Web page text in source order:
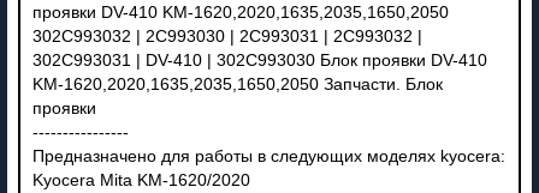
проявки DV-410 KM-1620,2020,1635,2035,1650,2050
302C993032 | 2C993030 | 2C993031 | 2C993032 |
302C993031 | DV-410 | 302C993030 Блок проявки DV-410
KM-1620,2020,1635,2035,1650,2050 Запчасти. Блок
проявки
----------------
Предназначено для работы в следующих моделях kyocera:
Kyocera Mita KM-1620/2020